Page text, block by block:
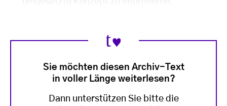
Sie möchten diesen Archiv-Text
in voller Länge weiterlesen?
Dann unterstützen Sie bitte die